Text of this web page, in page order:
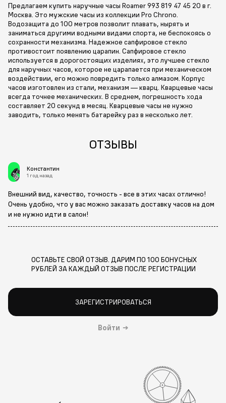
Предлагаем купить наручные часы Roamer 993 819 47 45 20 в г.
Москва. Это мужские часы из коллекции Pro Chrono.
Водозащита до 100 метров позволит плавать, нырять и
заниматься другими водными видами спорта, не беспокоясь о
сохранности механизма. Надежное сапфировое стекло
противостоит появлению царапин. Сапфировое стекло
используется в дорогостоящих изделиях, это лучшее стекло
для наручных часов, которое не царапается при механическом
воздействии, его можно повредить только алмазом. Корпус
часов изготовлен из стали, механизм — кварц. Кварцевые часы
всегда точнее механических. В среднем, погрешность хода
составляет 20 секунд в месяц. Кварцевые часы не нужно
заводить, только менять батарейку раз в несколько лет.
ОТЗЫВЫ
Константин
1 год назад
Внешний вид, качество, точность - все в этих часах отлично!
Очень удобно, что у вас можно заказать доставку часов на дом
и не нужно идти в салон!
ОСТАВЬТЕ СВОЙ ОТЗЫВ. ДАРИМ ПО 100 БОНУСНЫХ
РУБЛЕЙ ЗА КАЖДЫЙ ОТЗЫВ ПОСЛЕ РЕГИСТРАЦИИ
ЗАРЕГИСТРИРОВАТЬСЯ
Войти →